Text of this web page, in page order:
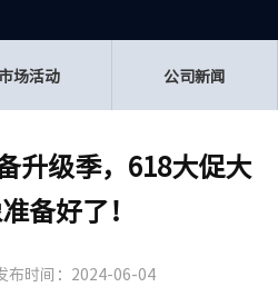
场活动 公司新闻
升级季，618大促大
备好了！
布时间：2024-06-04